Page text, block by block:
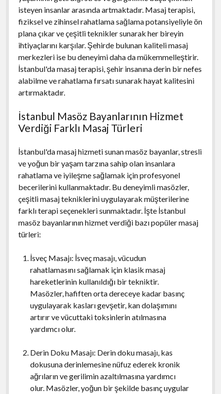
isteyen insanlar arasında artmaktadır. Masaj terapisi,
fiziksel ve zihinsel rahatlama sağlama potansiyeliyle ön
plana çıkar ve çeşitli teknikler sunarak her bireyin
ihtiyaçlarını karşılar. Şehirde bulunan kaliteli masaj
merkezleri ise bu deneyimi daha da mükemmelleştirir.
İstanbul'da masaj terapisi, şehir insanına derin bir nefes
alabilme ve rahatlama fırsatı sunarak hayat kalitesini
artırmaktadır.
İstanbul Masöz Bayanlarının Hizmet
Verdiği Farklı Masaj Türleri
İstanbul'da masaj hizmeti sunan masöz bayanlar, stresli
ve yoğun bir yaşam tarzına sahip olan insanlara
rahatlama ve iyileşme sağlamak için profesyonel
becerilerini kullanmaktadır. Bu deneyimli masözler,
çeşitli masaj tekniklerini uygulayarak müşterilerine
farklı terapi seçenekleri sunmaktadır. İşte İstanbul
masöz bayanlarının hizmet verdiği bazı popüler masaj
türleri:
İsveç Masajı: İsveç masajı, vücudun
rahatlamasını sağlamak için klasik masaj
hareketlerinin kullanıldığı bir tekniktir.
Masözler, hafiften orta dereceye kadar basınç
uygulayarak kasları gevşetir, kan dolaşımını
artırır ve vücuttaki toksinlerin atılmasına
yardımcı olur.
Derin Doku Masajı: Derin doku masajı, kas
dokusuna derinlemesine nüfuz ederek kronik
ağrıların ve gerilimin azaltılmasına yardımcı
olur. Masözler, yoğun bir şekilde basınç uygular